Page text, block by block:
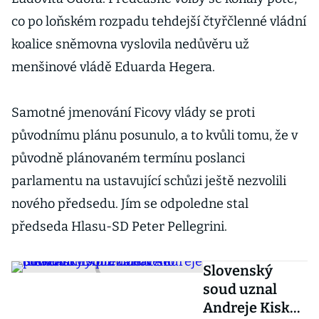
co po loňském rozpadu tehdejší čtyřčlenné vládní
koalice sněmovna vyslovila nedůvěru už
menšinové vládě Eduarda Hegera.
Samotné jmenování Ficovy vlády se proti
původnímu plánu posunulo, a to kvůli tomu, že v
původně plánovaném termínu poslanci
parlamentu na ustavující schůzi ještě nezvolili
nového předsedu. Jím se odpoledne stal
předseda Hlasu-SD Peter Pellegrini.
Slovenský
soud uznal
Andreje Kisku